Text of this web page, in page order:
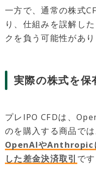
一方で、通常の株式
り、仕組みを誤解し
クを負う可能性があり
実際の株式を
プレIPO CFDは、
のを購入する商品で
OpenAIやAnthropic
した差金決済取引 です